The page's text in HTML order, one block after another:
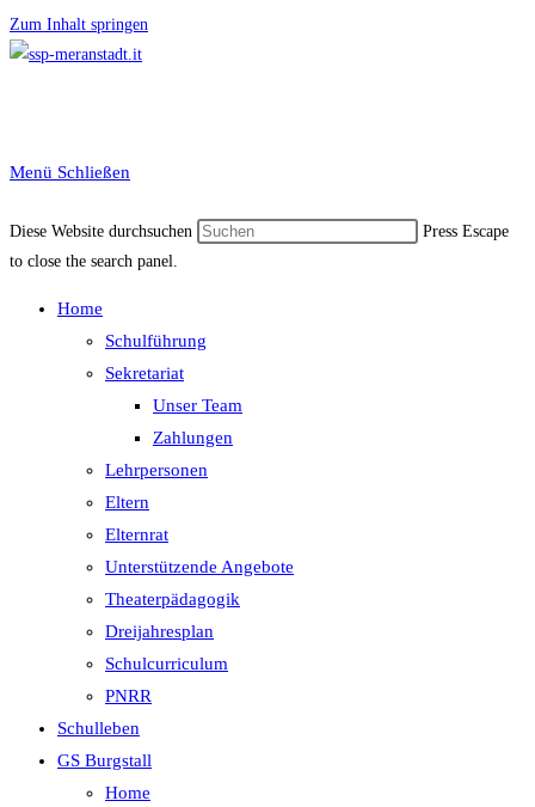
Zum Inhalt springen
Menü Schließen
Diese Website durchsuchen
Press Escape
to close the search panel.
Home
Schulführung
Sekretariat
Unser Team
Zahlungen
Lehrpersonen
Eltern
Elternrat
Unterstützende Angebote
Theaterpädagogik
Dreijahresplan
Schulcurriculum
PNRR
Schulleben
GS Burgstall
Home